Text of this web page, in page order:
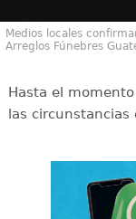
Medios locales
Arreglos Fúnebres
Hasta el
las